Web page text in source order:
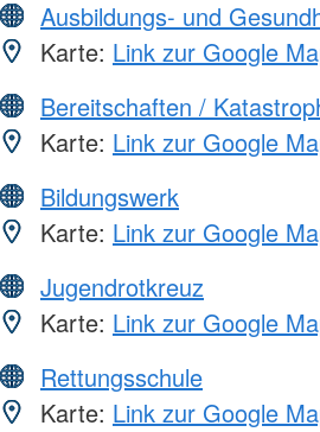
Ausbildungs- und
Karte: Link zur Google
Bereitschaften /
Karte: Link zur Google
Bildungswerk
Karte: Link zur Google
Jugendrotkreuz
Karte: Link zur Google
Rettungsschule
Karte: Link zur Google